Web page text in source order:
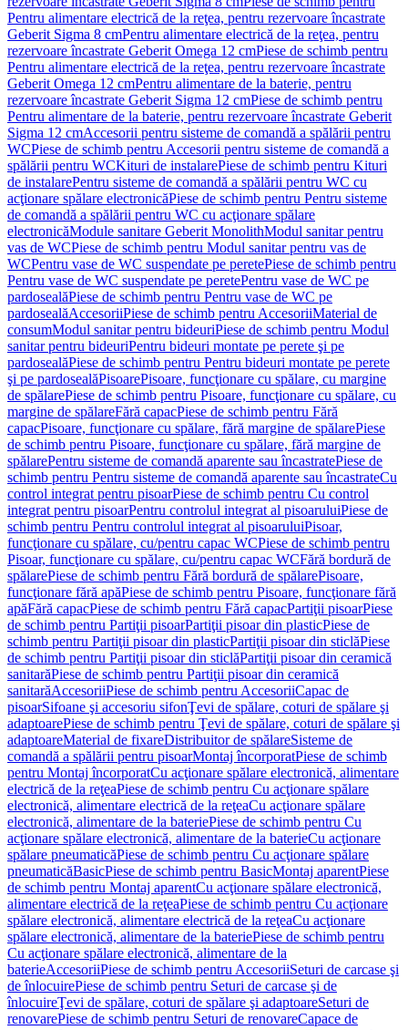
Pentru alimentare electrică de la reţea, pentru rezervoare încastrate
Geberit Sigma 8 cmPentru alimentare electrică de la reţea, pentru
rezervoare încastrate Geberit Omega 12 cmPiese de schimb pentru
Pentru alimentare electrică de la reţea, pentru rezervoare încastrate
Geberit Omega 12 cmPentru alimentare de la baterie, pentru
rezervoare încastrate Geberit Sigma 12 cmPiese de schimb pentru
Pentru alimentare de la baterie, pentru rezervoare încastrate Geberit
Sigma 12 cmAccesorii pentru sisteme de comandă a spălării pentru
WCPiese de schimb pentru Accesorii pentru sisteme de comandă a
spălării pentru WCKituri de instalarePiese de schimb pentru Kituri
de instalarePentru sisteme de comandă a spălării pentru WC cu
acţionare spălare electronicăPiese de schimb pentru Pentru sisteme
de comandă a spălării pentru WC cu acţionare spălare
electronicăModule sanitare Geberit MonolithModul sanitar pentru
vas de WCPiese de schimb pentru Modul sanitar pentru vas de
WCPentru vase de WC suspendate pe peretePiese de schimb pentru
Pentru vase de WC suspendate pe peretePentru vase de WC pe
pardosealăPiese de schimb pentru Pentru vase de WC pe
pardosealăAccesoriiPiese de schimb pentru AccesoriiMaterial de
consumModul sanitar pentru bideuriPiese de schimb pentru Modul
sanitar pentru bideuriPentru bideuri montate pe perete şi pe
pardosealăPiese de schimb pentru Pentru bideuri montate pe perete
şi pe pardosealăPisoarePisoare, funcţionare cu spălare, cu margine
de spălarePiese de schimb pentru Pisoare, funcţionare cu spălare, cu
margine de spălareFără capacPiese de schimb pentru Fără
capacPisoare, funcţionare cu spălare, fără margine de spălarePiese
de schimb pentru Pisoare, funcţionare cu spălare, fără margine de
spălarePentru sisteme de comandă aparente sau încastratePiese de
schimb pentru Pentru sisteme de comandă aparente sau încastrateCu
control integrat pentru pisoarPiese de schimb pentru Cu control
integrat pentru pisoarPentru controlul integrat al pisoaruluiPiese de
schimb pentru Pentru controlul integrat al pisoaruluiPisoar,
funcţionare cu spălare, cu/pentru capac WCPiese de schimb pentru
Pisoar, funcţionare cu spălare, cu/pentru capac WCFără bordură de
spălarePiese de schimb pentru Fără bordură de spălarePisoare,
funcţionare fără apăPiese de schimb pentru Pisoare, funcţionare fără
apăFără capacPiese de schimb pentru Fără capacPartiţii pisoarPiese
de schimb pentru Partiţii pisoarPartiţii pisoar din plasticPiese de
schimb pentru Partiţii pisoar din plasticPartiţii pisoar din sticlăPiese
de schimb pentru Partiţii pisoar din sticlăPartiţii pisoar din ceramică
sanitarăPiese de schimb pentru Partiţii pisoar din ceramică
sanitarăAccesoriiPiese de schimb pentru AccesoriiCapac de
pisoarSifoane şi accesoriu sifonŢevi de spălare, coturi de spălare şi
adaptoarePiese de schimb pentru Ţevi de spălare, coturi de spălare şi
adaptoareMaterial de fixareDistribuitor de spălareSisteme de
comandă a spălării pentru pisoarMontaj încorporatPiese de schimb
pentru Montaj încorporatCu acţionare spălare electronică, alimentare
electrică de la reţeaPiese de schimb pentru Cu acţionare spălare
electronică, alimentare electrică de la reţeaCu acţionare spălare
electronică, alimentare de la bateriePiese de schimb pentru Cu
acţionare spălare electronică, alimentare de la baterieCu acţionare
spălare pneumaticăPiese de schimb pentru Cu acţionare spălare
pneumaticăBasicPiese de schimb pentru BasicMontaj aparentPiese
de schimb pentru Montaj aparentCu acţionare spălare electronică,
alimentare electrică de la reţeaPiese de schimb pentru Cu acţionare
spălare electronică, alimentare electrică de la reţeaCu acţionare
spălare electronică, alimentare de la bateriePiese de schimb pentru
Cu acţionare spălare electronică, alimentare de la
baterieAccesoriiPiese de schimb pentru AccesoriiSeturi de carcase şi
de înlocuirePiese de schimb pentru Seturi de carcase şi de
înlocuireŢevi de spălare, coturi de spălare şi adaptoareSeturi de
renovarePiese de schimb pentru Seturi de renovareCapace de